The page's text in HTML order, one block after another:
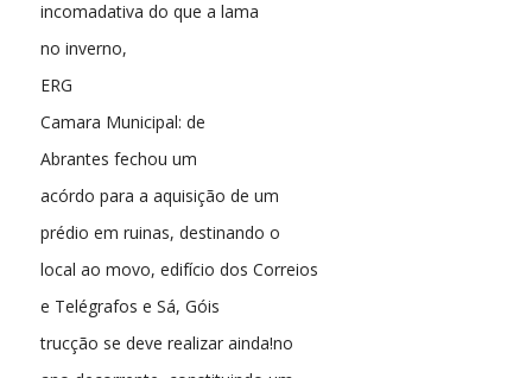
incomadativa do que a lama
no inverno,
ERG
Camara Municipal: de
Abrantes fechou um
acórdo para a aquisição de um
prédio em ruinas, destinando o
local ao movo, edifício dos Correios
e Telégrafos e Sá, Góis
trucção se deve realizar ainda!no